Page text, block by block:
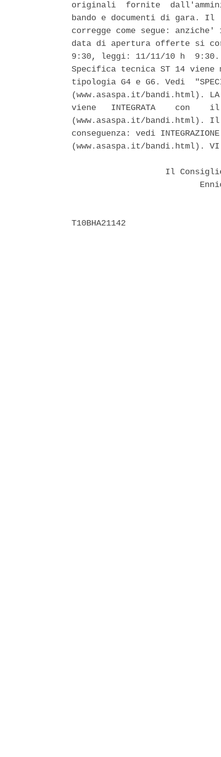
originali  fornite
bando e documenti di gara.
corregge come segue:
data di apertura offerte si
9:30, leggi: 11/11/10 h
Specifica tecnica ST 14
tipologia G4 e G6. Vedi
(www.asaspa.it/bandi.html).
viene   INTEGRATA    con
(www.asaspa.it/bandi.html).
conseguenza: vedi
(www.asaspa.it/bandi.html).
Il